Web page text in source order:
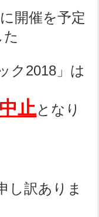
開催を予定
ク2018」は
中止となり
し訳ありま